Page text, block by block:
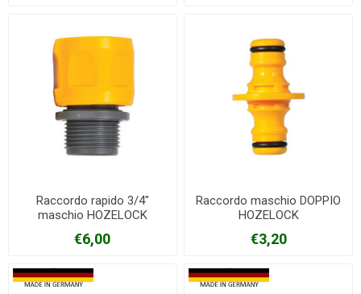
Raccordo rapido 3/4"
maschio HOZELOCK
€6,00
Raccordo maschio DOPPIO
HOZELOCK
€3,20